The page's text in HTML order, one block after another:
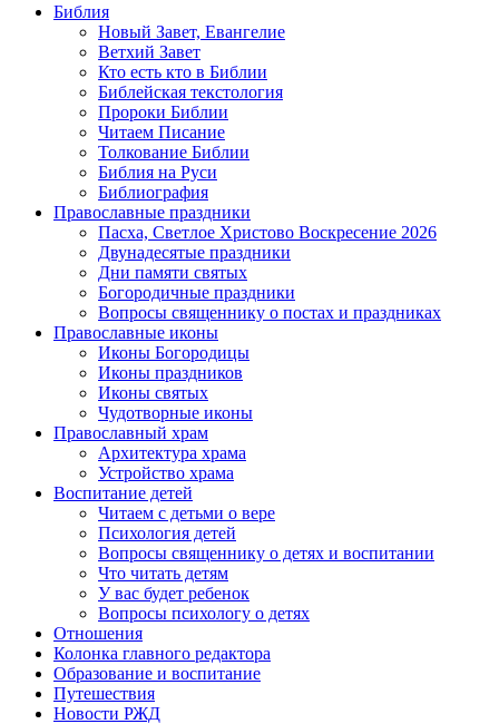
Библия
Новый Завет, Евангелие
Ветхий Завет
Кто есть кто в Библии
Библейская текстология
Пророки Библии
Читаем Писание
Толкование Библии
Библия на Руси
Библиография
Православные праздники
Пасха, Светлое Христово Воскресение 2026
Двунадесятые праздники
Дни памяти святых
Богородичные праздники
Вопросы священнику о постах и праздниках
Православные иконы
Иконы Богородицы
Иконы праздников
Иконы святых
Чудотворные иконы
Православный храм
Архитектура храма
Устройство храма
Воспитание детей
Читаем с детьми о вере
Психология детей
Вопросы священнику о детях и воспитании
Что читать детям
У вас будет ребенок
Вопросы психологу о детях
Отношения
Колонка главного редактора
Образование и воспитание
Путешествия
Новости РЖД